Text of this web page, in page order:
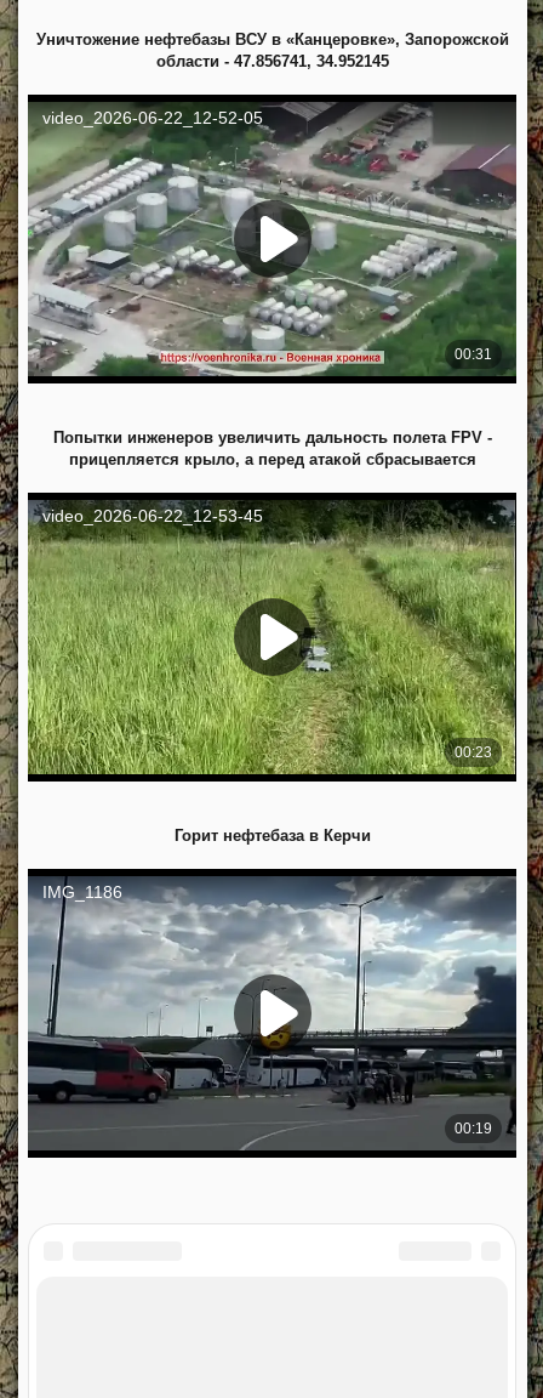
Уничтожение нефтебазы ВСУ в «Канцеровке», Запорожской
области - 47.856741, 34.952145
Попытки инженеров увеличить дальность полета FPV -
прицепляется крыло, а перед атакой сбрасывается
Горит нефтебаза в Керчи